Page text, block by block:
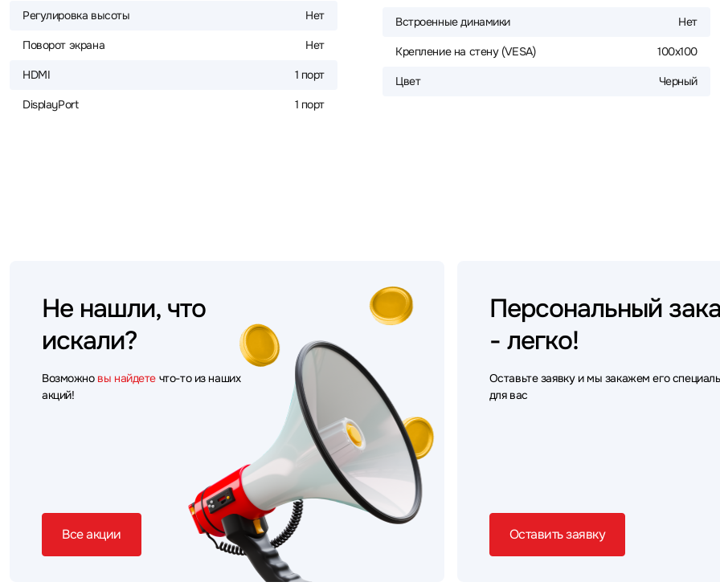
Регулировка высоты Нет
Поворот экрана Нет
HDMI 1 порт
DisplayPort 1 порт
Встроенные динамики Нет
Крепление на стену (VESA) 100x100
Цвет Черный
Не нашли, что
искали?
Возможно вы найдете что-то из наших
акций!
Все акции
Персональный
- легко!
Оставьте заявку и мы закажем его
для вас
Оставить заявку